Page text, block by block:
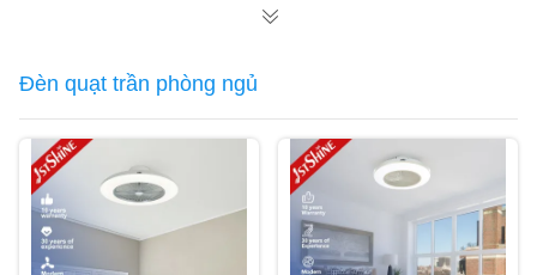
Đèn quạt trần phòng ngủ